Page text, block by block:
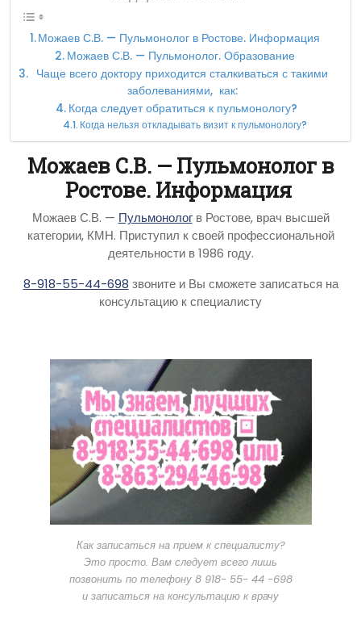
Можаев С.В. — Пульмонолог в Ростове. Информация
Можаев С.В. — Пульмонолог. Образование
Чаще всего доктору приходится сталкиваться с такими
заболеваниями, как:
Когда следует обратиться к пульмонологу?
Когда нельзя откладывать визит к пульмонологу?
Можаев С.В. — Пульмонолог в
Ростове. Информация
Можаев С.В. — Пульмонологв Ростове, врач высшей
категории, КМН. Приступил к своей профессиональной
деятельности в 1986 году.
8-918-55-44-698 звоните и Вы сможете записаться на
консультацию к специалисту
Как записаться на прием к специалисту?
Это просто. Вам следует всего лишь
позвонить по телефону 8 918- 55- 44 -698
и записаться на консультацию к врачу